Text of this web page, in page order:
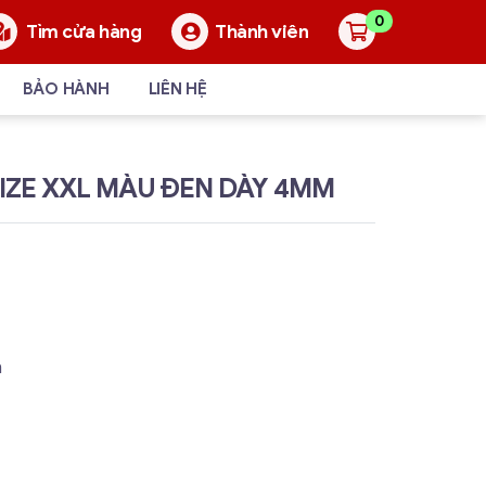
Tìm cửa hàng Thành viên 0
BẢO HÀNH LIÊN HỆ
XXL MÀU ĐEN DÀY 4MM